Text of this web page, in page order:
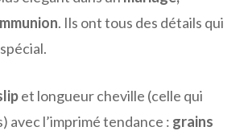
. Ils ont tous des détails qui
et longueur cheville (celle qui
avec l’imprimé tendance : grains